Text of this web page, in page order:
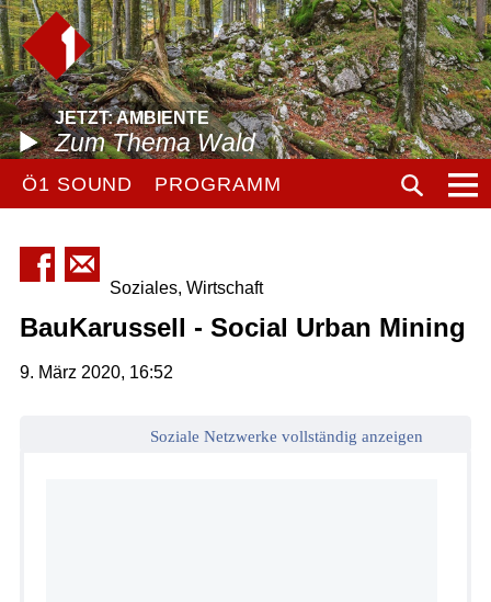
JETZT: AMBIENTE
Zum Thema Wald
Ö1 SOUND PROGRAMM
Soziales, Wirtschaft
BauKarussell - Social Urban Mining
9. März 2020, 16:52
Soziale Netzwerke vollständig anzeigen